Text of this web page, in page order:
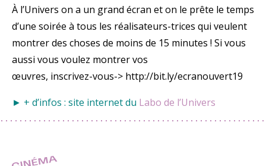
À l’Univers on a un grand écran et on le prête le temps
d’une soirée à tous les réalisateurs-trices qui veulent
montrer des choses de moins de 15 minutes ! Si vous
aussi vous voulez montrer vos
œuvres, inscrivez-vous-> http://bit.ly/ecranouvert19
► + d’infos : site internet du Labo de l’Univers